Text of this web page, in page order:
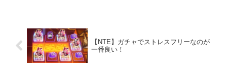
ニゲームまみれ...
【NTE】ガチャでストレスフリーなのが
一番良い！